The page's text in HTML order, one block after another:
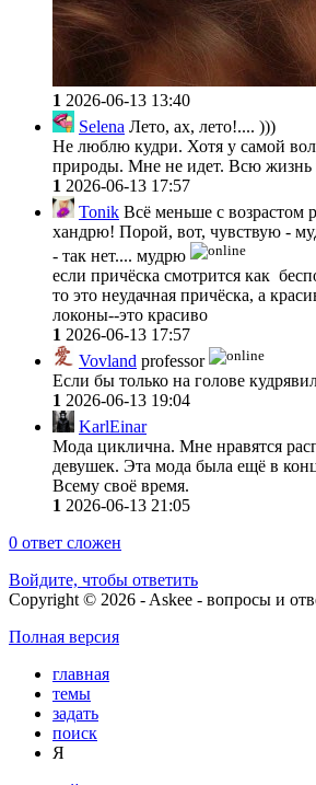
1 2026-06-13 13:40
Selena Лето, ах, лето!.... )))
Не люблю кудри. Хотя у самой
природы. Мне не идет. Всю
1 2026-06-13 17:57
Tonik Всё меньше с возрастом
хандрю! Порой, вот, чувствую -
- так нет.... мудрю
если причёска смотрится как
то это неудачная причёска, а
локоны--это красиво
1 2026-06-13 17:57
Vovland professor
Если бы только на голове
1 2026-06-13 19:04
KarlEinar
Мода циклична. Мне нравятся
девушек. Эта мода была ещё в
Всему своё время.
1 2026-06-13 21:05
0 ответ сложен
Войдите, чтобы ответить
Copyright © 2026 - Askee - вопросы и
Полная версия
главная
темы
задать
поиск
Я